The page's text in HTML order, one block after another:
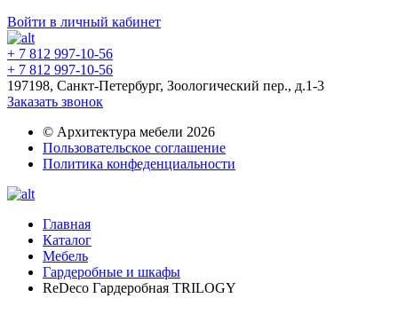
Войти в личный кабинет
+ 7 812 997-10-56
+ 7 812 997-10-56
197198, Санкт-Петербург, Зоологический пер., д.1-3
Заказать звонок
© Архитектура мебели 2026
Пользовательское соглашение
Политика конфеденциальности
Главная
Каталог
Мебель
Гардеробные и шкафы
ReDeco Гардеробная TRILOGY